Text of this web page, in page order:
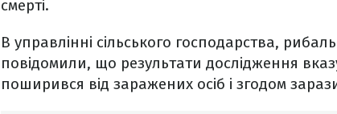
смерті.
В управлінні сільського господарства,
повідомили, що результати дослідження
поширився від заражених осіб і згодом